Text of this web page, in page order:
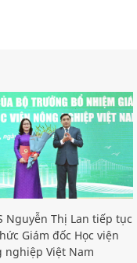
Nguyễn Thị Lan tiếp tục
Giám đốc Học viện
nghiệp Việt Nam